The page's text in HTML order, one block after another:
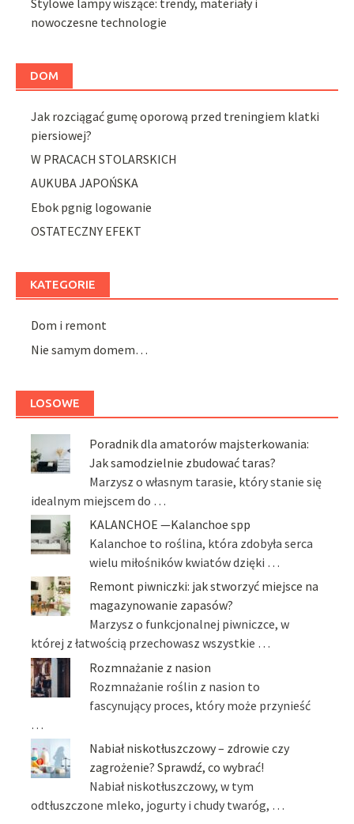
nowoczesne technologie
DOM
Jak rozciągać gumę oporową przed treningiem klatki
piersiowej?
W PRACACH STOLARSKICH
AUKUBA JAPOŃSKA
Ebok pgnig logowanie
OSTATECZNY EFEKT
KATEGORIE
Dom i remont
Nie samym domem…
LOSOWE
Poradnik dla amatorów majsterkowania:
Jak samodzielnie zbudować taras?
Marzysz o własnym tarasie, który stanie się
idealnym miejscem do …
KALANCHOE —Kalanchoe spp
Kalanchoe to roślina, która zdobyła serca
wielu miłośników kwiatów dzięki …
Remont piwniczki: jak stworzyć miejsce na
magazynowanie zapasów?
Marzysz o funkcjonalnej piwniczce, w
której z łatwością przechowasz wszystkie …
Rozmnażanie z nasion
Rozmnażanie roślin z nasion to
fascynujący proces, który może przynieść
…
Nabiał niskotłuszczowy – zdrowie czy
zagrożenie? Sprawdź, co wybrać!
Nabiał niskotłuszczowy, w tym
odtłuszczone mleko, jogurty i chudy twaróg, …